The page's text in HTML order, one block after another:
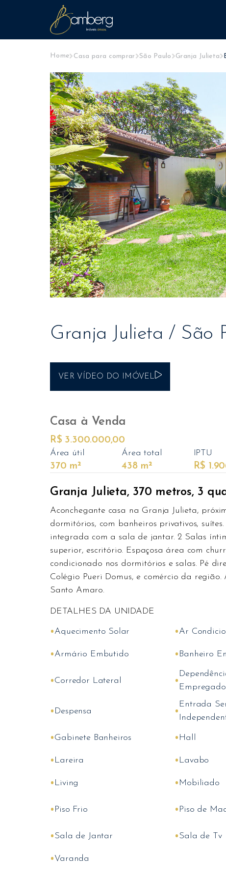
Home Casa para comprar São Paulo Granja Julieta
Granja Julieta / São
VER VÍDEO DO IMÓVEL
Casa à Venda
R$ 3.300.000,00
Área útil
370 m²
Área total
438 m²
IPTU
R$
Granja Julieta, 370 metros, 3
Aconchegante casa na Granja Julieta,
dormitórios, com banheiros privativos,
integrada com a sala de jantar. 2 Salas
superior, escritório. Espaçosa área com
condicionado nos dormitórios e salas. Pé
Colégio Pueri Domus, e comércio da
Santo Amaro.
DETALHES DA UNIDADE
•Aquecimento Solar •Ar
•Armário Embutido • Banheiro
•Corredor Lateral •
• Despensa • Entrada
•Gabinete Banheiros • Hall
• Lareira • Lavabo
• Living • Mobiliado
• Piso Frio • Piso de
•Sala de Jantar •Sala de Tv
•Varanda